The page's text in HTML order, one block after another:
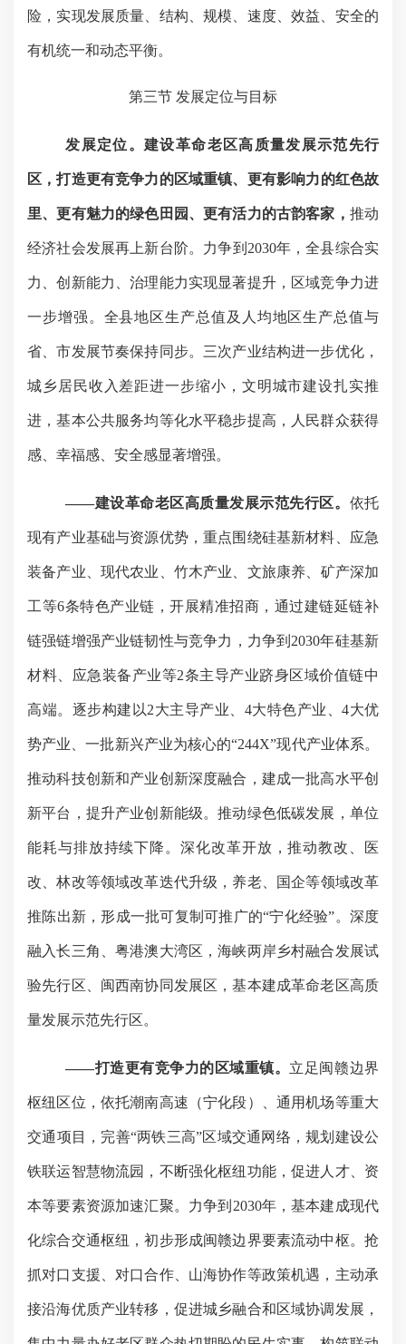
险，实现发展质量、结构、规模、速度、效益、安全的
有机统一和动态平衡。
第三节 发展定位与目标
发展定位。建设革命老区高质量发展示范先行
区 ，打造更有竞争力的区域重镇、更有影响力的红色故
里、更有魅力的绿色田园、更有活力的古韵客家， 推动
经济社会发展再上新台阶。力争到 2030年，全县综合实
力、创新能力、治理能力实现显著提升，区域竞争力进
一步增强。全县地区生产总值及人均地区生产总值与
省、市发展节奏保持同步。三次产业结构进一步优化，
城乡居民收入差距进一步缩小，文明城市建设扎实推
进，基本公共服务均等化水平稳步提高，人民群众获得
感、 幸福感 安全感显著增强。
——建设革命老区高质量发展示范先行区。 依托
现有产业基础与资源优势，重点围绕硅基新材料、应急
装备产业 、现代农业、竹木产业、文旅康养、矿产深加
工等6条特色产业链，开展精准招商，通过建链延链补
链强链增强产业链韧性与竞争力，力争到2030年硅基新
材料、应急装备产业等2条主导产业跻身区域价值链中
高端。逐步构建以2大主导产业、4大特色产业、4大优
势产业、一批新兴产业为核心的“244X”现代产业体系。
推动科技创新和产业创新深度融合，建成一批高水平创
新平台，提升产业创新能级。推动绿色低碳发展，单位
能耗与排放持续下降。深化改革开放，推动教改、医
改、林改等领域改革迭代升级，养老、 国企等领域改革
推陈出新，形成一批可复制可推广的“宁化经验”。深度
融入长三角、粤港澳大湾区，海峡两岸乡村融合发展试
验先行区、闽西南协同发展区，基本建成革命老区高质
量发展示范先行区。
——打造更有竞争力的区域重镇。 立足闽赣边界
枢纽区位，依托潮南高速（宁化段）、通用机场等重大
交通项目，完善“两铁三高”区域交通网络，规划建设公
铁联运智慧物流园，不断强化枢纽功能，促进人才、资
本等要素资源加速汇聚。力争到2030年，基本建成现代
化综合交通枢纽，初步形成闽赣边界要素流动中枢。抢
抓对口支援、对口合作、山海协作等政策机遇，主动承
接沿海优质产业转移，促进城乡融合和区域协调发展，